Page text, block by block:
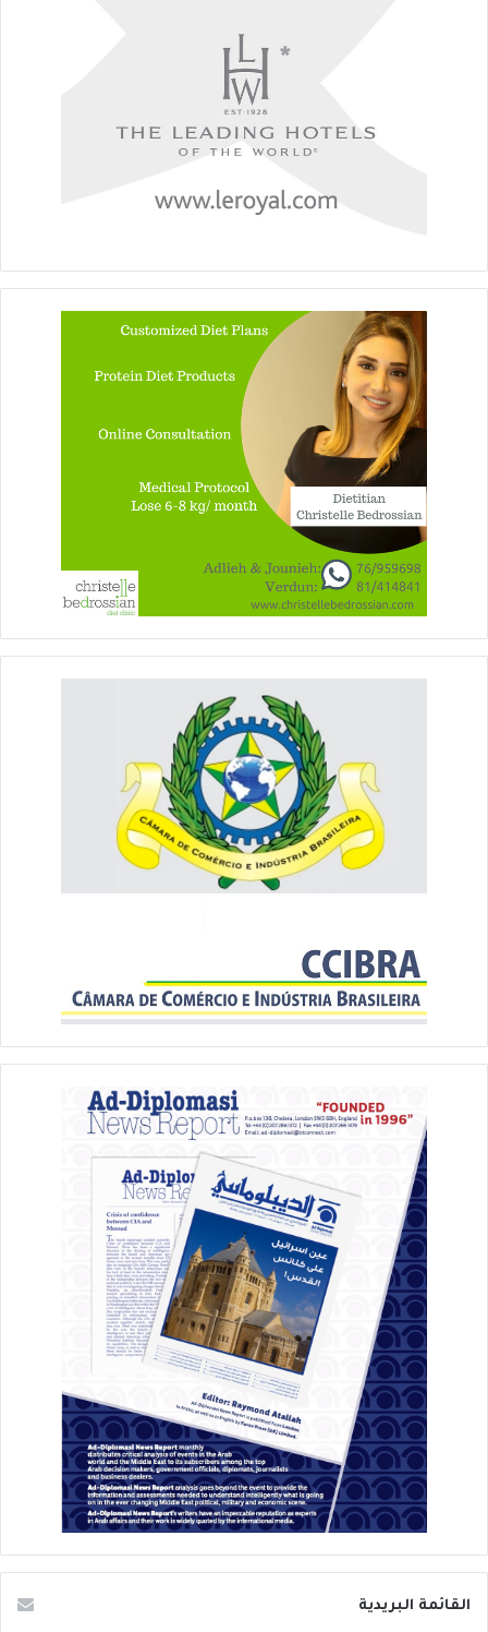
القائمة البريدية